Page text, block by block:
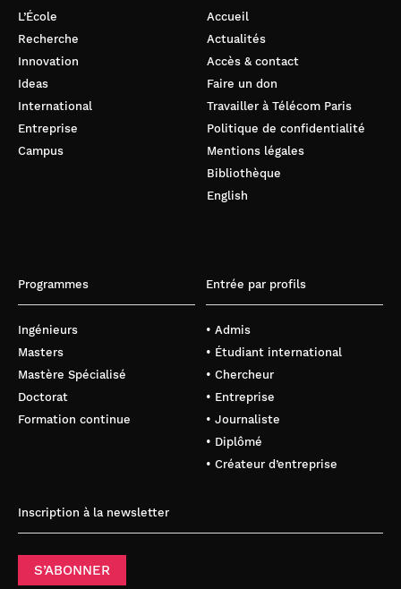
L’École
Recherche
Innovation
Ideas
International
Entreprise
Campus
Accueil
Actualités
Accès & contact
Faire un don
Travailler à Télécom Paris
Politique de confidentialité
Mentions légales
Bibliothèque
English
Programmes
Ingénieurs
Masters
Mastère Spécialisé
Doctorat
Formation continue
Entrée par profils
• Admis
• Étudiant international
• Chercheur
• Entreprise
• Journaliste
• Diplômé
• Créateur d’entreprise
Inscription à la newsletter
S’ABONNER